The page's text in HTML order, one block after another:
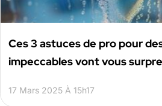
Ces 3 astuces de pro pour
impeccables vont vous
17 Mars 2025 À 15h17